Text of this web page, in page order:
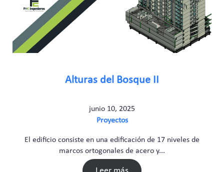
Alturas del Bosque II
junio 10, 2025
Proyectos
El edificio consiste en una edificación de 17 niveles de
marcos ortogonales de acero y...